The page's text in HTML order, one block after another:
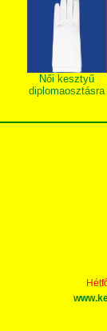
Női kesztyű
diplomaosztásra